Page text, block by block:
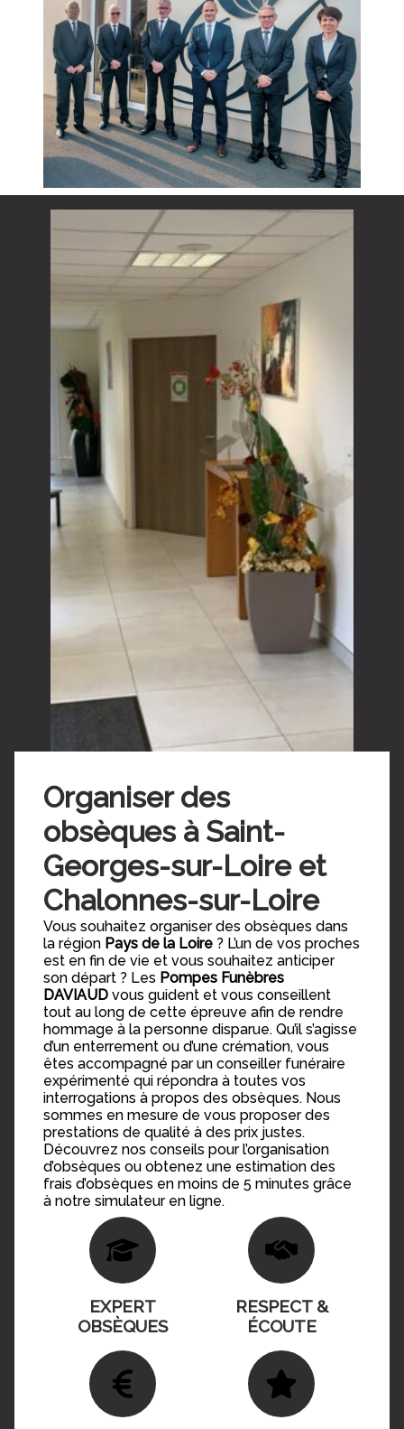
Organiser des
obsèques à Saint-
Georges-sur-Loire et
Chalonnes-sur-Loire
Vous souhaitez organiser des obsèques dans
la région Pays de la Loire ? L’un de vos proches
est en fin de vie et vous souhaitez anticiper
son départ ? Les Pompes Funèbres
DAVIAUD vous guident et vous conseillent
tout au long de cette épreuve afin de rendre
hommage à la personne disparue. Qu’il s’agisse
d’un enterrement ou d’une crémation, vous
êtes accompagné par un conseiller funéraire
expérimenté qui répondra à toutes vos
interrogations à propos des obsèques. Nous
sommes en mesure de vous proposer des
prestations de qualité à des prix justes.
Découvrez nos conseils pour l’organisation
d’obsèques ou obtenez une estimation des
frais d’obsèques en moins de 5 minutes grâce
à notre simulateur en ligne.
EXPERT
OBSÈQUES
RESPECT &
ÉCOUTE